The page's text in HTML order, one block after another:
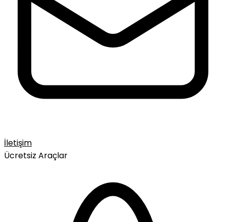
İletişim
Ücretsiz Araçlar